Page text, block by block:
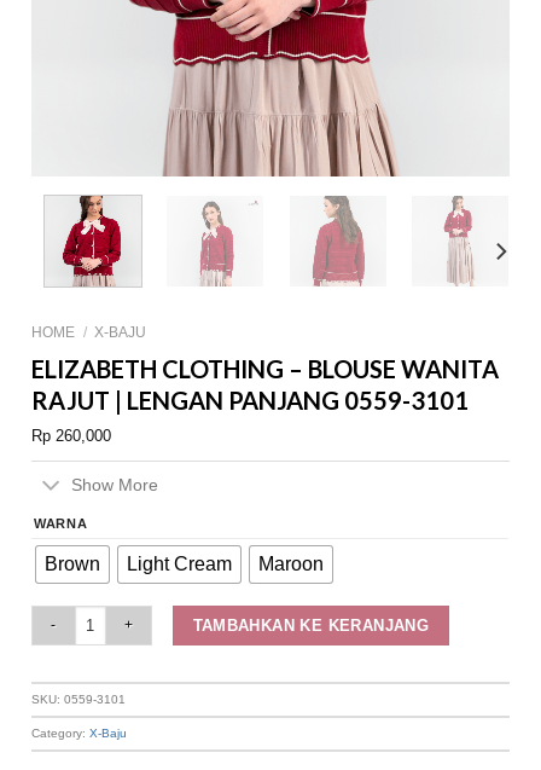
HOME / X-BAJU
ELIZABETH CLOTHING – BLOUSE WANITA
RAJUT | LENGAN PANJANG 0559-3101
Rp 260,000
Show More
WARNA
Brown Light Cream Maroon
TAMBAHKAN KE KERANJANG
SKU:0559-3101
Category:X-Baju